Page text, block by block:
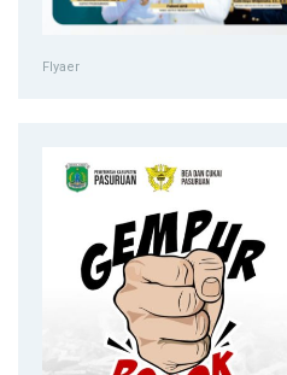
Flyaer